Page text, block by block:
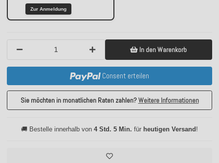
Zur Anmeldung
In den Warenkorb
Consent erteilen
Sie möchten in monatlichen Raten zahlen?Weitere Informationen
🚚 Bestelle innerhalb von 4 Std. 5 Min. für heutigen Versand !